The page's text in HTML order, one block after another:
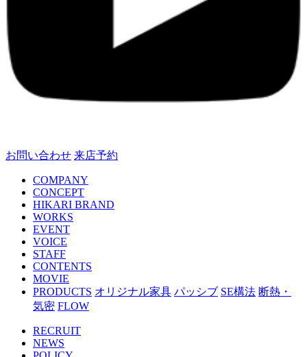
お問い合わせ 来店予約
COMPANY
CONCEPT
HIKARI BRAND
WORKS
EVENT
VOICE
STAFF
CONTENTS
MOVIE
PRODUCTS オリジナル家具 パッシブ SE構法 断熱・
気密 FLOW
RECRUIT
NEWS